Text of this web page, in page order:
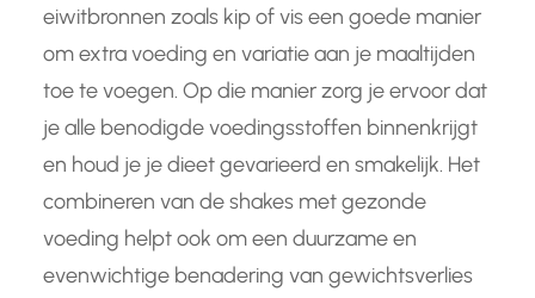
eiwitbronnen zoals kip of vis een goede manier
om extra voeding en variatie aan je maaltijden
toe te voegen. Op die manier zorg je ervoor dat
je alle benodigde voedingsstoffen binnenkrijgt
en houd je je dieet gevarieerd en smakelijk. Het
combineren van de shakes met gezonde
voeding helpt ook om een duurzame en
evenwichtige benadering van gewichtsverlies